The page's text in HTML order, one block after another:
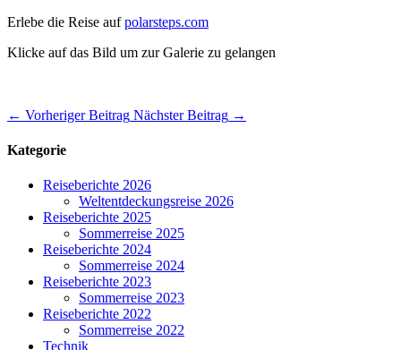
Erlebe die Reise aufpolarsteps.com
Klicke auf das Bild um zur Galerie zu gelangen
← Vorheriger Beitrag Nächster Beitrag →
Kategorie
Reiseberichte 2026
Weltentdeckungsreise 2026
Reiseberichte 2025
Sommerreise 2025
Reiseberichte 2024
Sommerreise 2024
Reiseberichte 2023
Sommerreise 2023
Reiseberichte 2022
Sommerreise 2022
Technik